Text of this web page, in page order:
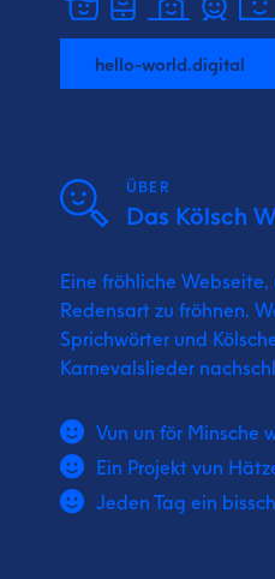
hello-world.digital
ÜBER
Das Kölsch
Eine fröhliche
Redensart zu fröhnen.
Sprichwörter und
Karnevalslieder
Vun un för Minsche
Ein Projekt vun
Jeden Tag ein